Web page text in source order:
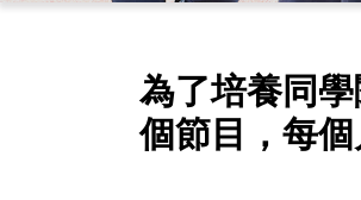
為了培養同
個節目，每